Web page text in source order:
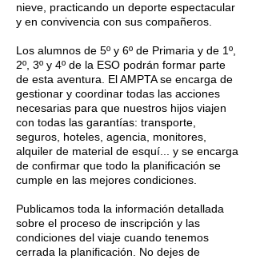
nieve, practicando un deporte espectacular
y en convivencia con sus compañeros.
Los alumnos de 5º y 6º de Primaria y de 1º,
2º, 3º y 4º de la ESO podrán formar parte
de esta aventura. El AMPTA se encarga de
gestionar y coordinar todas las acciones
necesarias para que nuestros hijos viajen
con todas las garantías: transporte,
seguros, hoteles, agencia, monitores,
alquiler de material de esquí... y se encarga
de confirmar que todo la planificación se
cumple en las mejores condiciones.
Publicamos toda la información detallada
sobre el proceso de inscripción y las
condiciones del viaje cuando tenemos
cerrada la planificación. No dejes de